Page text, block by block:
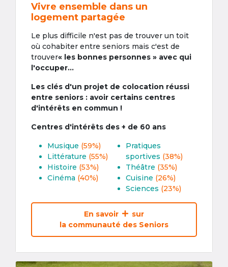
Vivre ensemble dans un
logement partagée
Le plus difficile n'est pas de trouver un toit
où cohabiter entre seniors mais c'est de
trouver« les bonnes personnes » avec qui
l'occuper...
Les clés d'un projet de colocation réussi
entre seniors : avoir certains centres
d'intérêts en commun !
Centres d'intérêts des + de 60 ans
Musique (59%)
Littérature (55%)
Histoire (53%)
Cinéma (40%)
Pratiques
sportives (38%)
Théâtre (35%)
Cuisine (26%)
Sciences (23%)
En savoir
sur
la communauté des Seniors